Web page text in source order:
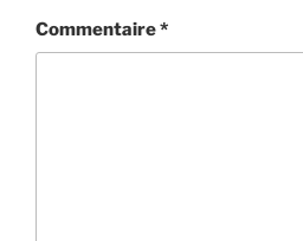
Commentaire*